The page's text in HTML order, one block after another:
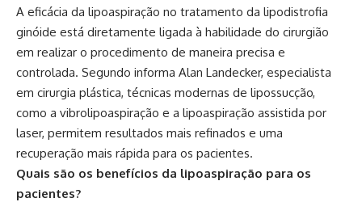
A eficácia da lipoaspiração no tratamento da lipodistrofia
ginóide está diretamente ligada à habilidade do cirurgião
em realizar o procedimento de maneira precisa e
controlada. Segundo informa Alan Landecker, especialista
em cirurgia plástica, técnicas modernas de lipossucção,
como a vibrolipoaspiração e a lipoaspiração assistida por
laser, permitem resultados mais refinados e uma
recuperação mais rápida para os pacientes.
Quais são os benefícios da lipoaspiração para os
pacientes?